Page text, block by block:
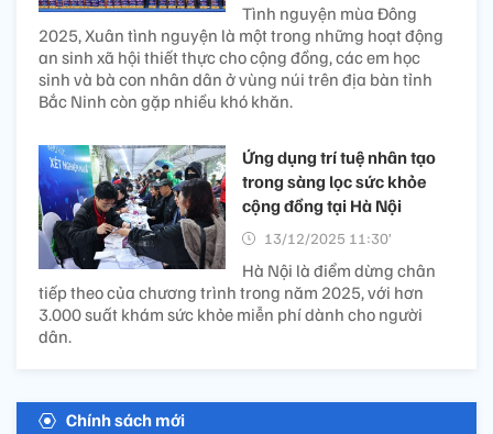
Tình nguyện mùa Đông
2025, Xuân tình nguyện là một trong những hoạt động
an sinh xã hội thiết thực cho cộng đồng, các em học
sinh và bà con nhân dân ở vùng núi trên địa bàn tỉnh
Bắc Ninh còn gặp nhiều khó khăn.
Ứng dụng trí tuệ nhân tạo
trong sàng lọc sức khỏe
cộng đồng tại Hà Nội
13/12/2025 11:30’
Hà Nội là điểm dừng chân
tiếp theo của chương trình trong năm 2025, với hơn
3.000 suất khám sức khỏe miễn phí dành cho người
dân.
Chính sách mới